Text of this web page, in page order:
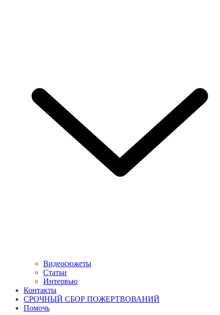
Видеосюжеты
Статьи
Интервью
Контакты
СРОЧНЫЙ СБОР ПОЖЕРТВОВАНИЙ
Помочь